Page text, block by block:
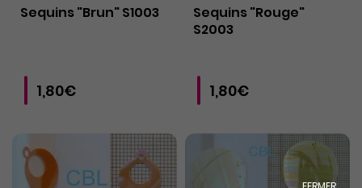
Sequins "Brun" S1003
1,80€
Sequins "Rouge"
S2003
1,80€